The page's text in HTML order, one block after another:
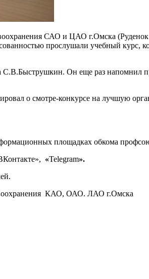
САО и ЦАО г.Омска
прослушали учебный курс,
С.В.Быструшкин. Он еще раз напомнил
о смотре-конкурсе на лучшую
площадках обкома
«Telegram».
КАО, ОАО. ЛАО г.Омска